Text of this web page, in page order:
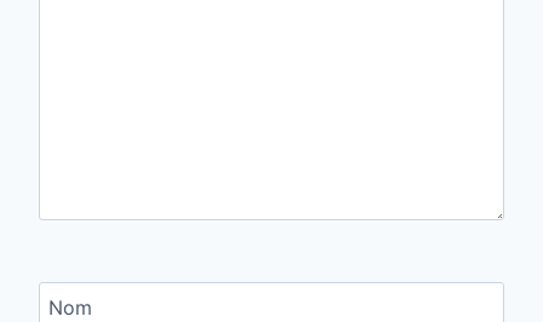
Nom